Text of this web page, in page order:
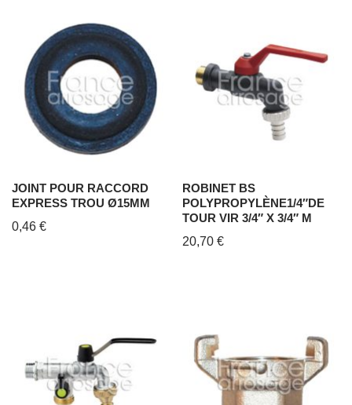
JOINT POUR RACCORD
EXPRESS TROU Ø15MM
0,46 €
ROBINET BS
POLYPROPYLÈNE1/4″DE
TOUR VIR 3/4″ X 3/4″ M
20,70€